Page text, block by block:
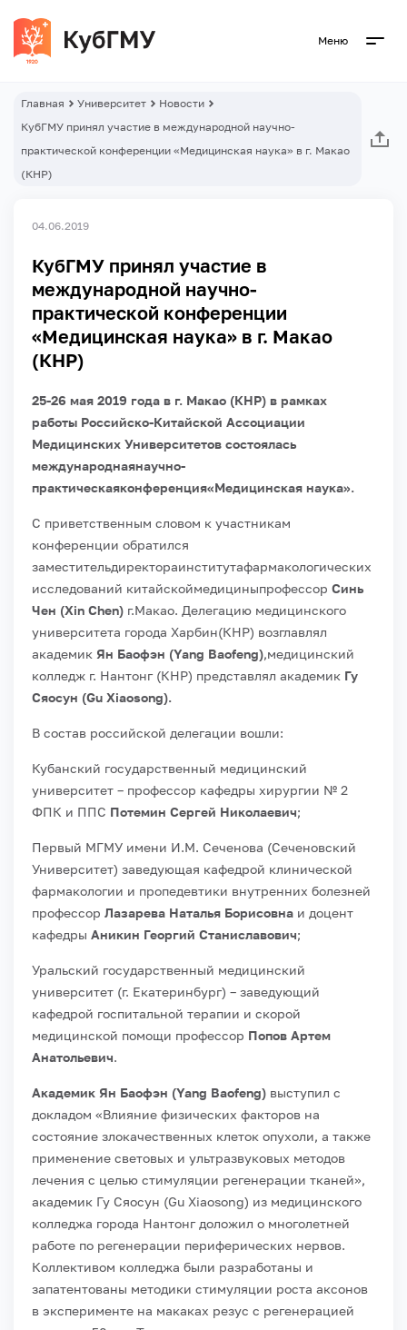
Меню
Главная Университет
Новости
КубГМУ принял участие в международной научно-
практической конференции «Медицинская наука» в г. Макао
(КНР)
04.06.2019
КубГМУ принял участие в
международной научно-
практической конференции
«Медицинская наука» в г. Макао
(КНР)
25-26 мая 2019 года в г. Макао (КНР) в рамках
работы Российско-Китайской Ассоциации
Медицинских Университетов состоялась
международнаянаучно-
практическаяконференция«Медицинская наука».
С приветственным словом к участникам
конференции обратился
заместительдиректораинститутафармакологических
исследований китайскоймедициныпрофессор Синь
Чен (Xin Chen) г.Макао. Делегацию медицинского
университета города Харбин(КНР) возглавлял
академик Ян Баофэн (Yang Baofeng),медицинский
колледж г. Нантонг (КНР) представлял академик Гу
Сяосун (Gu Xiaosong).
В состав российской делегации вошли:
Кубанский государственный медицинский
университет – профессор кафедры хирургии № 2
ФПК и ППС Потемин Сергей Николаевич;
Первый МГМУ имени И.М. Сеченова (Сеченовский
Университет) заведующая кафедрой клинической
фармакологии и пропедевтики внутренних болезней
профессор Лазарева Наталья Борисовна и доцент
кафедры Аникин Георгий Станиславович;
Уральский государственный медицинский
университет (г. Екатеринбург) – заведующий
кафедрой госпитальной терапии и скорой
медицинской помощи профессор Попов Артем
Анатольевич.
Академик Ян Баофэн (Yang Baofeng) выступил с
докладом «Влияние физических факторов на
состояние злокачественных клеток опухоли, а также
применение световых и ультразвуковых методов
лечения с целью стимуляции регенерации тканей»,
академик Гу Сяосун (Gu Xiaosong) из медицинского
колледжа города Нантонг доложил о многолетней
работе по регенерации периферических нервов.
Коллективом колледжа были разработаны и
запатентованы методики стимуляции роста аксонов
в эксперименте на макаках резус с регенерацией